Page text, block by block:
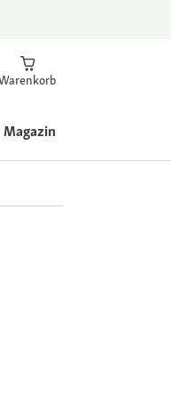
Magazin